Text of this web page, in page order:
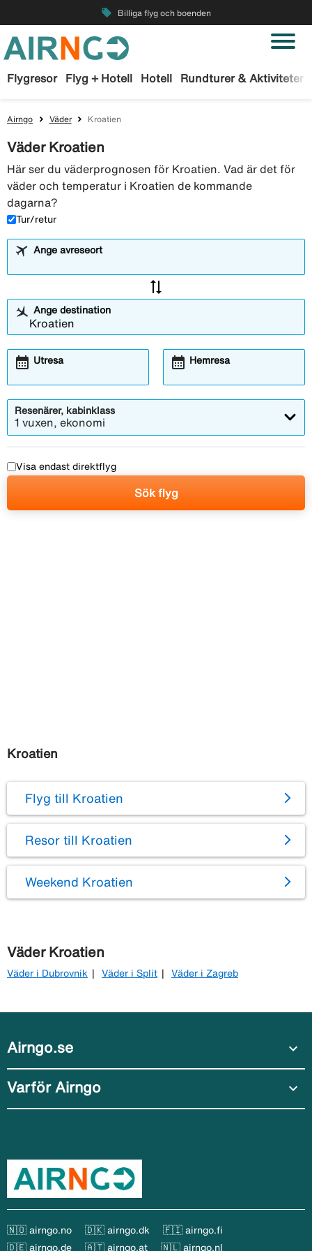
local_offer Billiga flyg och boenden
Flygresor Flyg + Hotell Hotell Rundturer & Aktiviteter
Airngo Väder Kroatien
Väder Kroatien
Här ser du väderprognosen för Kroatien. Vad är det för
väder och temperatur i Kroatien de kommande
dagarna?
Tur/retur
Ange avreseort
sync_alt
Ange destination
Utresa
calendar_month Hemresa
calendar_month
Resenärer, kabinklass
1 vuxen, ekonomi
Visa endast direktflyg
Sök flyg
Kroatien
Flyg till Kroatien
Resor till Kroatien
Weekend Kroatien
Väder Kroatien
Väder i Dubrovnik Väder i Split Väder i Zagreb
Airngo.se expand_more
Varför Airngo expand_more
🇳🇴 airngo.no 🇩🇰 airngo.dk
🇫🇮 airngo.fi
🇩🇪 airngo.de
🇦🇹 airngo.at 🇳🇱 airngo.nl